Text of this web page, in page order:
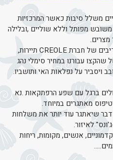
משלל סיבות כאשר המרכזיות
מפותל וללא שוליים ,ובלילה
מצרים.
אנחנו השתמשנו בשרותיה האדיבים של חברת CREOLE תיירות,
שהקצו עבורנו במחיר סימלי נהג
ויסביר על נפלאות האי ותושביו.
ברגל עם שפע הרפתקאות .נא
מאתגרים במיוחד.
דבר שיאתגר עוד יותר את משלחות
לאיזור.
אנשים, מקומות, ריחות